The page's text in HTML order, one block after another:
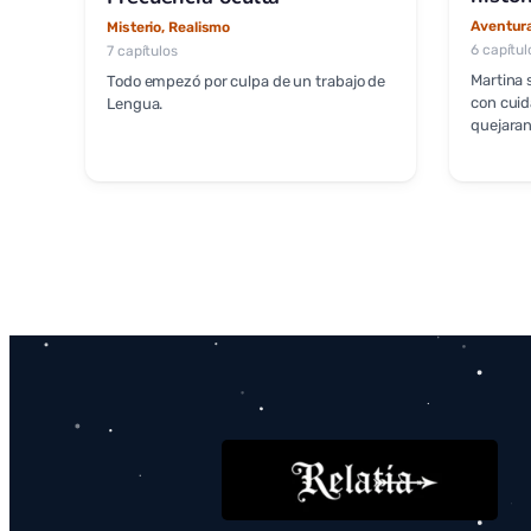
Misterio, Realismo
7 capítulos
Todo empezó por culpa de un trabajo de
Lengua.
6
Martina
con